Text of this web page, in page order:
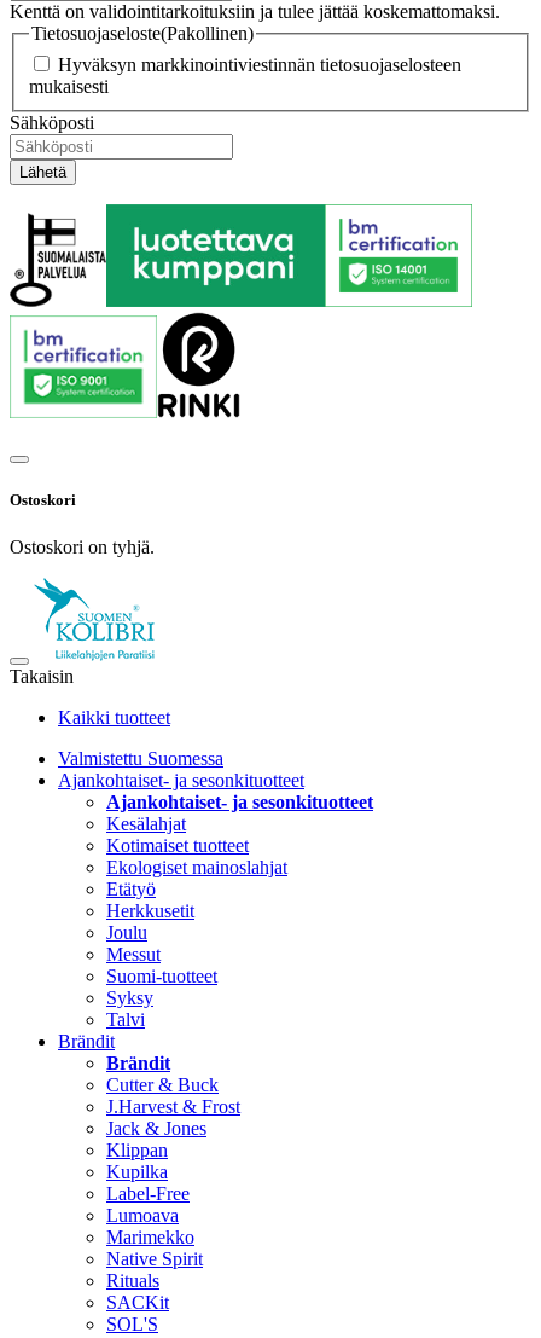
Kenttä on validointitarkoituksiin ja tulee jättää koskemattomaksi.
Tietosuojaseloste(Pakollinen)
Hyväksyn markkinointiviestinnän tietosuojaselosteen
mukaisesti
Sähköposti
Ostoskori
Ostoskori on tyhjä.
Takaisin
Kaikki tuotteet
Valmistettu Suomessa
Ajankohtaiset- ja sesonkituotteet
Ajankohtaiset- ja sesonkituotteet
Kesälahjat
Kotimaiset tuotteet
Ekologiset mainoslahjat
Etätyö
Herkkusetit
Joulu
Messut
Suomi-tuotteet
Syksy
Talvi
Brändit
Brändit
Cutter & Buck
J.Harvest & Frost
Jack & Jones
Klippan
Kupilka
Label-Free
Lumoava
Marimekko
Native Spirit
Rituals
SACKit
SOL'S